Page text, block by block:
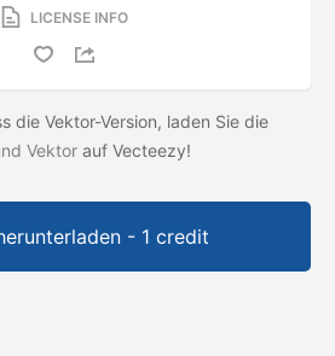
LICENSE INFO
die Vektor-Version, laden Sie die
Vektor auf Vecteezy!
- 1 credit